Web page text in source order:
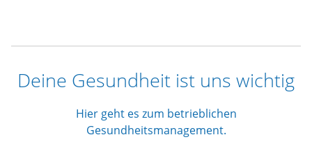
Deine Gesundheit ist uns wichtig
Hier geht es zum betrieblichen
Gesundheitsmanagement.